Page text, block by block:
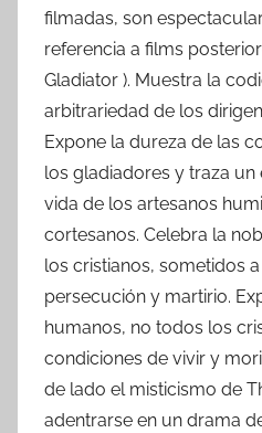
filmadas, son
referencia a films
Gladiator ). Muestra la
arbitrariedad de los
Expone la dureza de las
los gladiadores y traza
vida de los artesanos
cortesanos. Celebra la
los cristianos, sometidos
persecución y martirio.
humanos, no todos los
condiciones de vivir y
de lado el misticismo de
adentrarse en un drama